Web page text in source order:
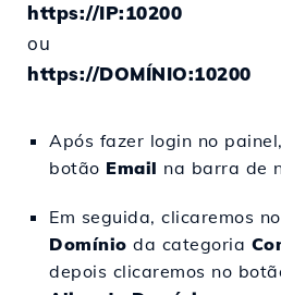
https://IP:10200
ou
https://DOMÍNIO:10200
Após fazer login no
botão Email na barra de
Em seguida, clicaremos
Domínio da categoria
depois clicaremos no